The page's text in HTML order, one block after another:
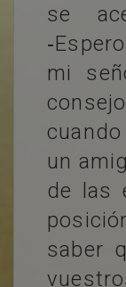
se
mi
un
de las
saber